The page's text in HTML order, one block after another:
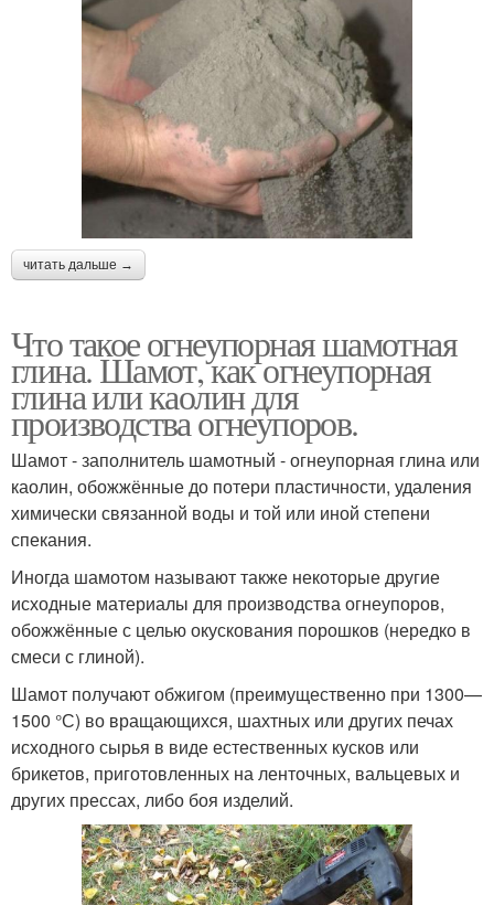
читать дальше →
Что такое огнеупорная шамотная
глина. Шамот, как огнеупорная
глина или каолин для
производства огнеупоров.
Шамот - заполнитель шамотный - огнеупорная глина или
каолин, обожжённые до потери пластичности, удаления
химически связанной воды и той или иной степени
спекания.
Иногда шамотом называют также некоторые другие
исходные материалы для производства огнеупоров,
обожжённые с целью окускования порошков (нередко в
смеси с глиной).
Шамот получают обжигом (преимущественно при 1300—
1500 °С) во вращающихся, шахтных или других печах
исходного сырья в виде естественных кусков или
брикетов, приготовленных на ленточных, вальцевых и
других прессах, либо боя изделий.